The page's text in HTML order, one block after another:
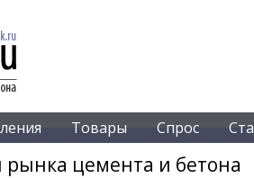
Товары Спрос
рынка цемента и бетона